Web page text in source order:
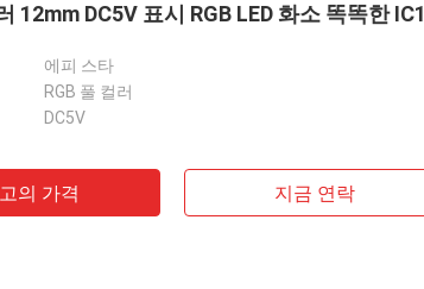
12mm DC5V 표시 RGB LED 화소 똑똑한
에피 스타
RGB 풀 컬러
DC5V
의 가격 지금 연락